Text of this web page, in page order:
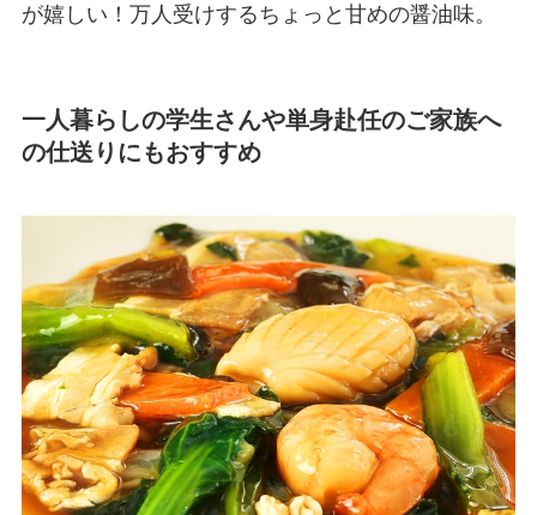
が嬉しい！万人受けするちょっと甘めの醤油味。
一人暮らしの学生さんや単身赴任のご家族へ
の仕送りにもおすすめ